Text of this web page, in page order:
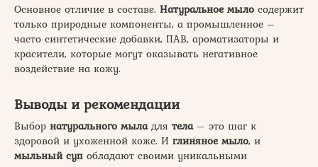
Основное отличие в составе. Натуральное мыло содержит
только природные компоненты, а промышленное –
часто синтетические добавки, ПАВ, ароматизаторы и
красители, которые могут оказывать негативное
воздействие на кожу.
Выводы и рекомендации
Выбор натурального мыладля тела– это шаг к
здоровой и ухоженной коже. И глиняное мыло, и
мыльный суп обладают своими уникальными